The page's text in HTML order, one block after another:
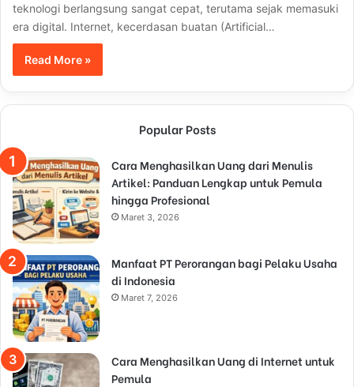
teknologi berlangsung sangat cepat, terutama sejak memasuki
era digital. Internet, kecerdasan buatan (Artificial…
Read More »
Popular Posts
Cara Menghasilkan Uang dari Menulis
Artikel: Panduan Lengkap untuk Pemula
hingga Profesional
Maret 3, 2026
Manfaat PT Perorangan bagi Pelaku Usaha
di Indonesia
Maret 7, 2026
Cara Menghasilkan Uang di Internet untuk
Pemula